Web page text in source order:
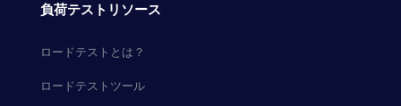
負荷テストリソース
ロードテストとは？
ロードテストツール